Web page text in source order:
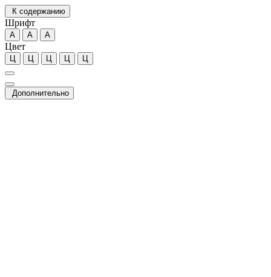
К содержанию
Шрифт
А А А
Цвет
Ц Ц Ц Ц Ц
Дополнительно